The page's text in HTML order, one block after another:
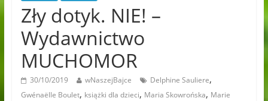
Zły dotyk. NIE! –
Wydawnictwo
MUCHOMOR
30/10/2019 wNaszejBajce Delphine Sauliere,
Gwénaëlle Boulet, książki dla dzieci, Maria Skowrońska, Marie